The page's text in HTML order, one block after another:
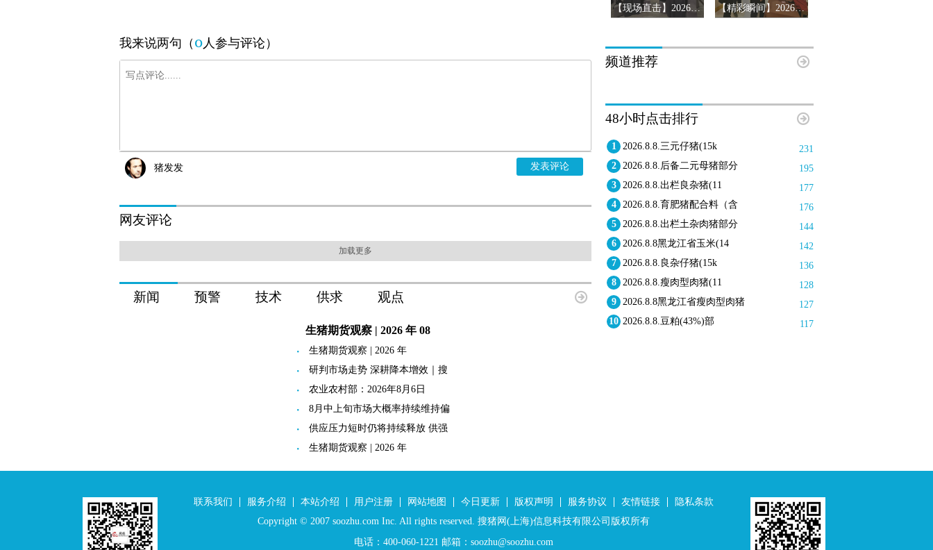
我来说两句（ 0人参与评论）
猪发发 发表评论
网友评论
加载更多
新闻 预警 技术 供求 观点
生猪期货观察 | 2026 年 08
生猪期货观察 | 2026 年
研判市场走势 深耕降本增效｜搜
农业农村部：2026年8月6日
8月中上旬市场大概率持续维持偏
供应压力短时仍将持续释放 供强
生猪期货观察 | 2026 年
【现场直击】2026第十三届猪产业链风险预警年会第三站-辽宁沈阳 【精彩瞬间】2026第十三届猪产业链风险预警年会济南站
频道推荐
48小时点击排行
1 2026.8.8.三元仔猪(15k
231
2
2026.8.8.后备二元母猪部分
195
3
2026.8.8.出栏良杂猪(11
177
4
2026.8.8.育肥猪配合料（含
176
5
2026.8.8.出栏土杂肉猪部分
144
6
2026.8.8黑龙江省玉米(14
142
7
2026.8.8.良杂仔猪(15k
136
8
2026.8.8.瘦肉型肉猪(11
128
9
2026.8.8黑龙江省瘦肉型肉猪
127
10 2026.8.8.豆粕(43%)部 117
联系我们 服务介绍 本站介绍 用户注册 网站地图 今日更新 版权声明 服务协议 友情链接
隐私条款
Copyright © 2007 soozhu.com Inc. All rights reserved. 搜猪网(上海)信息科技有限公司版权所有
电话：400-060-1221 邮箱：soozhu@soozhu.com